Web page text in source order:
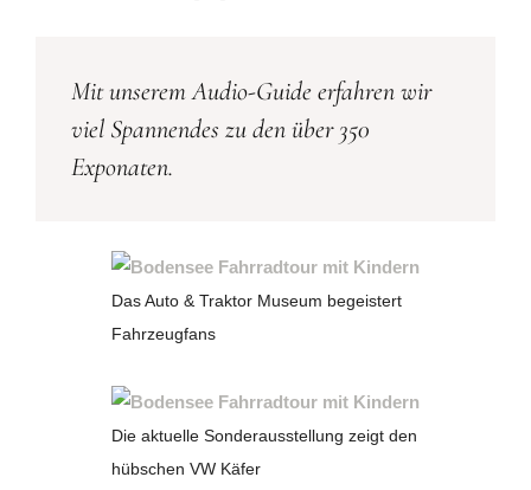
Mit unserem Audio-Guide erfahren wir
viel Spannendes zu den über 350
Exponaten.
Das Auto & Traktor Museum begeistert
Fahrzeugfans
Die aktuelle Sonderausstellung zeigt den
hübschen VW Käfer